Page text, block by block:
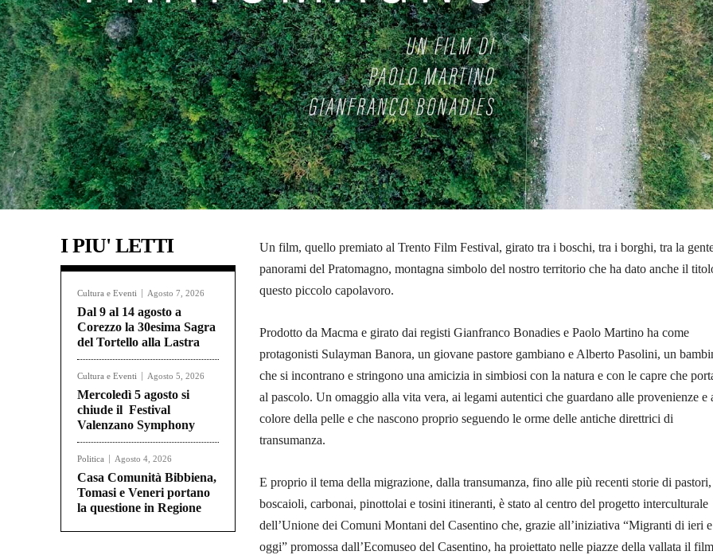
I PIU' LETTI
Cultura e Eventi Agosto 7, 2026
Dal 9 al 14 agosto a
Corezzo la 30esima Sagra
del Tortello alla Lastra
Cultura e Eventi Agosto 5, 2026
Mercoledì 5 agosto si
chiude il Festival
Valenzano Symphony
Politica Agosto 4, 2026
Casa Comunità Bibbiena,
Tomasi e Veneri portano
la questione in Regione
Un film, quello premiato al Trento Film Festival, girato tra i boschi, tra i borghi, tra la
panorami del Pratomagno, montagna simbolo del nostro territorio che ha dato anche il
questo piccolo capolavoro.
Prodotto da Macma e girato dai registi Gianfranco Bonadies e Paolo Martino ha come
protagonisti Sulayman Banora, un giovane pastore gambiano e Alberto Pasolini, un
che si incontrano e stringono una amicizia in simbiosi con la natura e con le capre che
al pascolo. Un omaggio alla vita vera, ai legami autentici che guardano alle provenienze e
colore della pelle e che nascono proprio seguendo le orme delle antiche direttrici di
transumanza.
E proprio il tema della migrazione, dalla transumanza, fino alle più recenti storie di pastori,
boscaioli, carbonai, pinottolai e tosini itineranti, è stato al centro del progetto interculturale
dell’Unione dei Comuni Montani del Casentino che, grazie all’iniziativa “Migranti di ieri
oggi” promossa dall’Ecomuseo del Casentino, ha proiettato nelle piazze della vallata il